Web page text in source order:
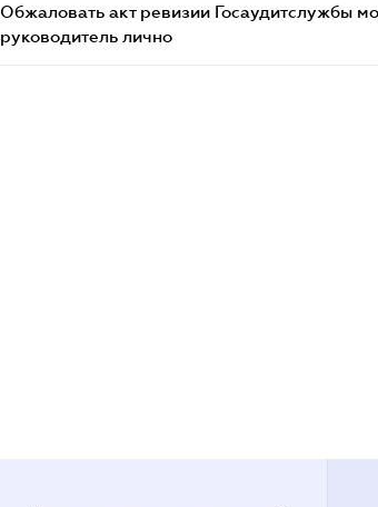
Обжаловать акт ревизии Госаудитслужбы
руководитель лично